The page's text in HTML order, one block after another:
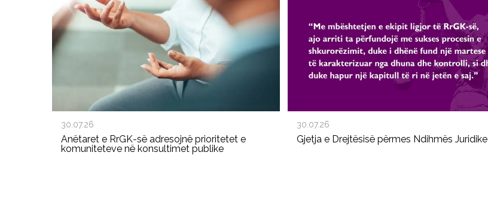
30.07.26
Anëtaret e RrGK-së adresojnë prioritetet e
komuniteteve në konsultimet publike
30.07.26
Gjetja e Drejtësisë përmes Ndihmës Juridike